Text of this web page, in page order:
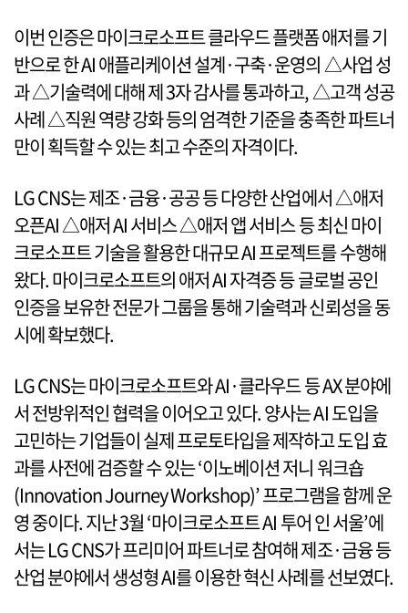
이번 인증은 마이크로소프트 클라우드 플랫폼 애저를 기
반으로 한 AI 애플리케이션 설계·구축·운영의 △사업 성
과 △기술력에 대해 제 3자 감사를 통과하고, △고객 성공
사례 △직원 역량 강화 등의 엄격한 기준을 충족한 파트너
만이 획득할 수 있는 최고 수준의 자격이다.
LG CNS는 제조·금융·공공 등 다양한 산업에서 △애저
오픈AI △애저 AI 서비스 △애저 앱 서비스 등 최신 마이
크로소프트 기술을 활용한 대규모 AI 프로젝트를 수행해
왔다. 마이크로소프트의 애저 AI 자격증 등 글로벌 공인
인증을 보유한 전문가 그룹을 통해 기술력과 신뢰성을 동
시에 확보했다.
LG CNS는 마이크로소프트와 AI·클라우드 등 AX 분야에
서 전방위적인 협력을 이어오고 있다. 양사는 AI 도입을
고민하는 기업들이 실제 프로토타입을 제작하고 도입 효
과를 사전에 검증할 수 있는 ‘이노베이션 저니 워크숍
(Innovation Journey Workshop)’ 프로그램을 함께 운
영 중이다. 지난 3월 ‘마이크로소프트 AI 투어 인 서울’에
서는 LG CNS가 프리미어 파트너로 참여해 제조·금융 등
산업 분야에서 생성형 AI를 이용한 혁신 사례를 선보였다.